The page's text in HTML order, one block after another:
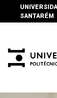
SANTARÉM